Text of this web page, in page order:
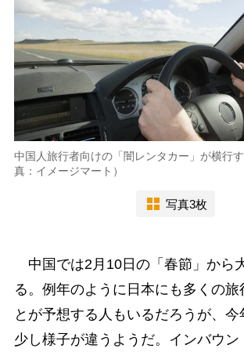
中国人旅行者向けの「闇レンタカー」が横行
真：イメージマート）
写真3枚
中国では2月10日の「春節」から
る。例年のように日本にも多くの旅
とが予想する人もいるだろうが、今
少し様子が違うようだ。インバウン